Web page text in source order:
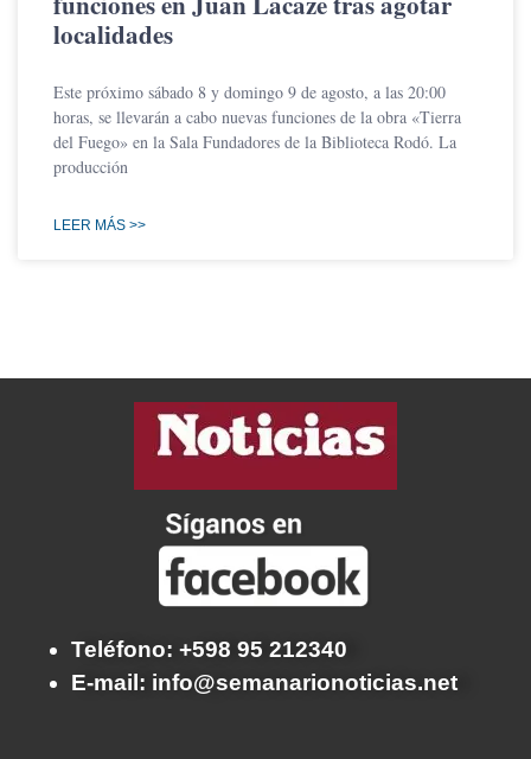
localidades
Este próximo sábado 8 y domingo 9 de agosto, a las 20:00
horas, se llevarán a cabo nuevas funciones de la obra «Tierra
del Fuego» en la Sala Fundadores de la Biblioteca Rodó. La
producción
LEER MÁS >>
Teléfono: +598 95 212340
E-mail: info@semanarionoticias.net